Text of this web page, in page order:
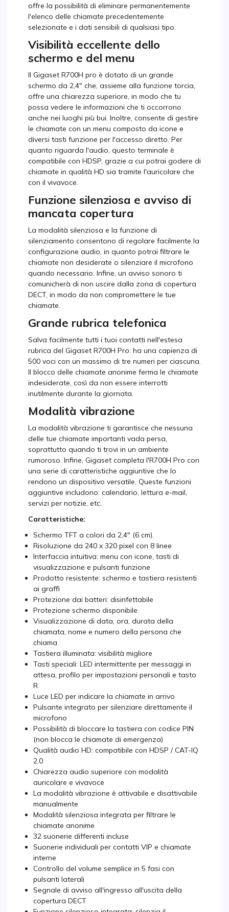
offre la possibilità di eliminare permanentemente
l'elenco delle chiamate precedentemente
selezionate e i dati sensibili di qualsiasi tipo.
Visibilità eccellente dello
schermo e del menu
Il Gigaset R700H pro è dotato di un grande
schermo da 2,4" che, assieme alla funzione torcia,
offre una chiarezza superiore, in modo che tu
possa vedere le informazioni che ti occorrono
anche nei luoghi più bui. Inoltre, consente di gestire
le chiamate con un menu composto da icone e
diversi tasti funzione per l'accesso diretto. Per
quanto riguarda l'audio, questo terminale è
compatibile con HDSP, grazie a cui potrai godere di
chiamate in qualità HD sia tramite l'auricolare che
con il vivavoce.
Funzione silenziosa e avviso di
mancata copertura
La modalità silenziosa e la funzione di
silenziamento consentono di regolare facilmente la
configurazione audio, in quanto potrai filtrare le
chiamate non desiderate o silenziare il microfono
quando necessario. Infine, un avviso sonoro ti
comunicherà di non uscire dalla zona di copertura
DECT, in modo da non compromettere le tue
chiamate.
Grande rubrica telefonica
Salva facilmente tutti i tuoi contatti nell'estesa
rubrica del Gigaset R700H Pro: ha una capienza di
500 voci con un massimo di tre numeri per ciascuna.
Il blocco delle chiamate anonime ferma le chiamate
indesiderate, così da non essere interrotti
inutilmente durante la giornata.
Modalità vibrazione
La modalità vibrazione ti garantisce che nessuna
delle tue chiamate importanti vada persa,
soprattutto quando ti trovi in un ambiente
rumoroso. Infine, Gigaset completa l'R700H Pro con
una serie di caratteristiche aggiuntive che lo
rendono un dispositivo versatile. Queste funzioni
aggiuntive includono: calendario, lettura e-mail,
servizi per notizie, etc.
Caratteristiche:
Schermo TFT a colori da 2,4" (6 cm).
Risoluzione da 240 x 320 pixel con 8 linee
Interfaccia intuitiva: menu con icone, tasti di
visualizzazione e pulsanti funzione
Prodotto resistente: schermo e tastiera resistenti
ai graffi
Protezione dai batteri: disinfettabile
Protezione schermo disponibile
Visualizzazione di data, ora, durata della
chiamata, nome e numero della persona che
chiama
Tastiera illuminata: visibilità migliore
Tasti speciali: LED intermittente per messaggi in
attesa, profilo per impostazioni personali e tasto
R
Luce LED per indicare la chiamate in arrivo
Pulsante integrato per silenziare direttamente il
microfono
Possibilità di bloccare la tastiera con codice PIN
(non blocca le chiamate di emergenza)
Qualità audio HD: compatibile con HDSP / CAT-IQ
2.0
Chiarezza audio superiore con modalità
auricolare e vivavoce
La modalità vibrazione è attivabile e disattivabile
manualmente
Modalità silenziosa integrata per filtrare le
chiamate anonime
32 suonerie differenti incluse
Suonerie individuali per contatti VIP e chiamate
interne
Controllo del volume semplice in 5 fasi con
pulsanti laterali
Segnale di avviso all'ingresso all'uscita della
copertura DECT